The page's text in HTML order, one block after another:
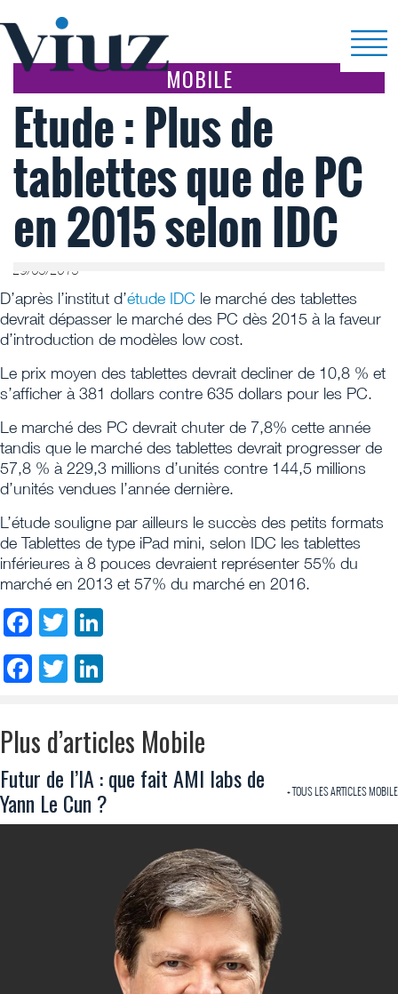
MOBILE
Etude : Plus de
tablettes que de PC
en 2015 selon IDC
29/05/2013
D’après l’institut d’étude IDC le marché des tablettes
devrait dépasser le marché des PC dès 2015 à la faveur
d’introduction de modèles low cost.
Le prix moyen des tablettes devrait decliner de 10,8 % et
s’afficher à 381 dollars contre 635 dollars pour les PC.
Le marché des PC devrait chuter de 7,8% cette année
tandis que le marché des tablettes devrait progresser de
57,8 % à 229,3 millions d’unités contre 144,5 millions
d’unités vendues l’année dernière.
L’étude souligne par ailleurs le succès des petits formats
de Tablettes de type iPad mini, selon IDC les tablettes
inférieures à 8 pouces devraient représenter 55% du
marché en 2013 et 57% du marché en 2016.
Facebook
Twitter
Facebook
Twitter
Plus d’articles Mobile
+ TOUS LES ARTICLES MOBILE
Futur de l’IA : que fait AMI labs de
Yann Le Cun ?